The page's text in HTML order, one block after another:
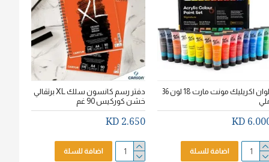
الوان اكريليك مونت مارت 18 لون 36
6.000
اضافة للسلة
دفتر رسم كانسون سلك XL برتقالي
خشن كوركيس 90 غم
2.650 KD
اضافة للسلة